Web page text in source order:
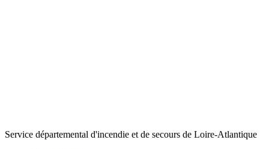
Service départemental d'incendie et de secours de Loire-Atlantique